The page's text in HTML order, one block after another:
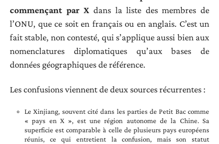
commençant par Xdans la liste des membres de
l’ONU, que ce soit en français ou en anglais. C’est un
fait stable, non contesté, qui s’applique aussi bien aux
nomenclatures diplomatiques qu’aux bases de
données géographiques de référence.
Les confusions viennent de deux sources récurrentes :
Le Xinjiang, souvent cité dans les parties de Petit Bac comme
« pays en X », est une région autonome de la Chine. Sa
superficie est comparable à celle de plusieurs pays européens
réunis, ce qui entretient la confusion, mais son statut